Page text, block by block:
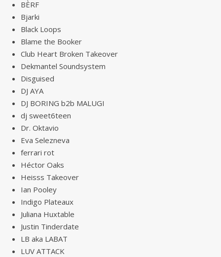
BÈRF
Bjarki
Black Loops
Blame the Booker
Club Heart Broken Takeover
Dekmantel Soundsystem
Disguised
DJ AYA
DJ BORING b2b MALUGI
dj sweet6teen
Dr. Oktavio
Eva Selezneva
ferrari rot
Héctor Oaks
Heisss Takeover
Ian Pooley
Indigo Plateaux
Juliana Huxtable
Justin Tinderdate
LB aka LABAT
LUV ATTACK